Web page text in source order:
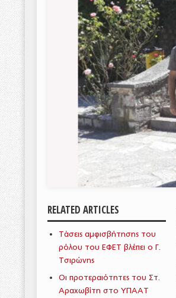
RELATED ARTICLES
Τάσεις αμφισβήτησης του
ρόλου του ΕΦΕΤ βλέπει ο Γ.
Τσιρώνης
Οι προτεραιότητες του Στ.
Αραχωβίτη στο ΥΠΑΑΤ